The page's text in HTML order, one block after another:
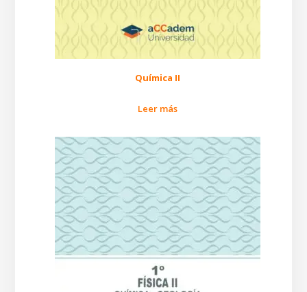
Química II
Leer más